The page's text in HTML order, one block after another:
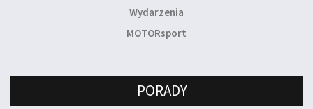
Wydarzenia
MOTORsport
PORADY